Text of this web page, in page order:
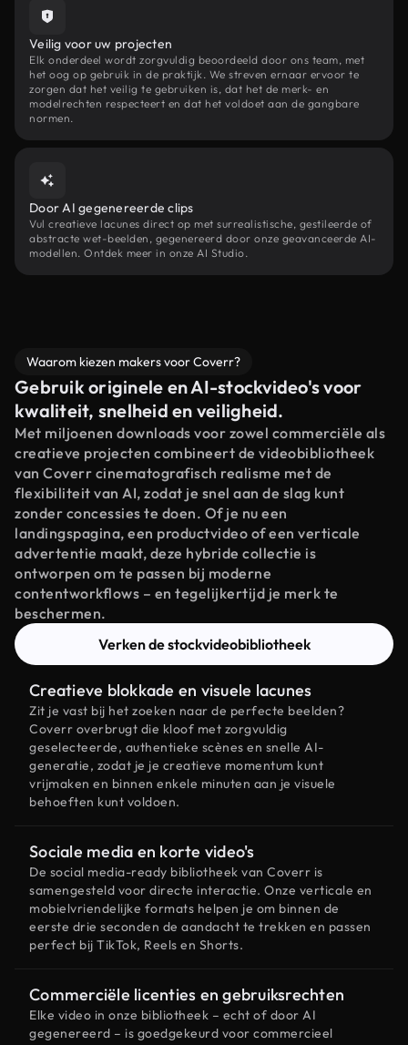
Veilig voor uw projecten
Elk onderdeel wordt zorgvuldig beoordeeld door ons team, met
het oog op gebruik in de praktijk. We streven ernaar ervoor te
zorgen dat het veilig te gebruiken is, dat het de merk- en
modelrechten respecteert en dat het voldoet aan de gangbare
normen.
Door AI gegenereerde clips
Vul creatieve lacunes direct op met surrealistische, gestileerde of
abstracte wet-beelden, gegenereerd door onze geavanceerde AI-
modellen. Ontdek meer in onze AI Studio.
Waarom kiezen makers voor Coverr?
Gebruik originele en AI-stockvideo's voor
kwaliteit, snelheid en veiligheid.
Met miljoenen downloads voor zowel commerciële als
creatieve projecten combineert de videobibliotheek
van Coverr cinematografisch realisme met de
flexibiliteit van AI, zodat je snel aan de slag kunt
zonder concessies te doen. Of je nu een
landingspagina, een productvideo of een verticale
advertentie maakt, deze hybride collectie is
ontworpen om te passen bij moderne
contentworkflows – en tegelijkertijd je merk te
beschermen.
Verken de stockvideobibliotheek
Creatieve blokkade en visuele lacunes
Zit je vast bij het zoeken naar de perfecte beelden?
Coverr overbrugt die kloof met zorgvuldig
geselecteerde, authentieke scènes en snelle AI-
generatie, zodat je je creatieve momentum kunt
vrijmaken en binnen enkele minuten aan je visuele
behoeften kunt voldoen.
Sociale media en korte video's
De social media-ready bibliotheek van Coverr is
samengesteld voor directe interactie. Onze verticale en
mobielvriendelijke formats helpen je om binnen de
eerste drie seconden de aandacht te trekken en passen
perfect bij TikTok, Reels en Shorts.
Commerciële licenties en gebruiksrechten
Elke video in onze bibliotheek – echt of door AI
gegenereerd – is goedgekeurd voor commercieel